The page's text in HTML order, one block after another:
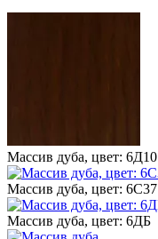
Массив дуба, цвет: 6Д10
Массив дуба, цвет: 6С37
Массив дуба, цвет: 6ДБ